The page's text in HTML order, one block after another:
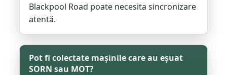
Blackpool Road poate necesita sincronizare
atentă.
Pot fi colectate mașinile care au eșuat
SORN sau MOT?